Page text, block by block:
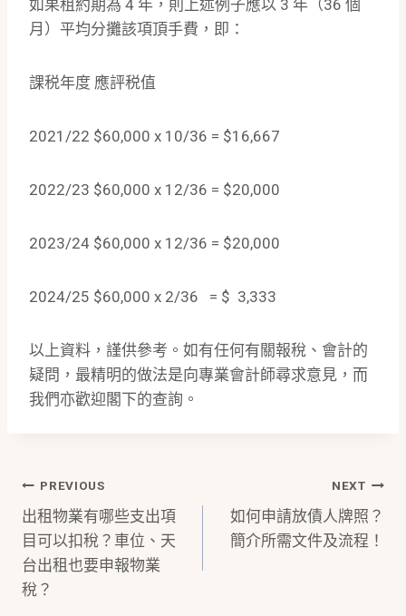
如果租約期為 4 年，則上述例子應以 3 年（36 個
月）平均分攤該項頂手費，即：
課税年度 應評税值
2021/22 $60,000 x 10/36 = $16,667
2022/23 $60,000 x 12/36 = $20,000
2023/24 $60,000 x 12/36 = $20,000
2024/25 $60,000 x 2/36 = $ 3,333
以上資料，謹供參考。如有任何有關報稅、會計的
疑問，最精明的做法是向專業會計師尋求意見，而
我們亦歡迎閣下的查詢。
Post
Navigation
PREVIOUS
出租物業有哪些支出項
目可以扣稅？車位、天
台出租也要申報物業
稅？
NEXT
如何申請放債人牌照？
簡介所需文件及流程！